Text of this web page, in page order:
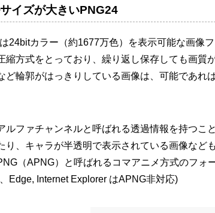
イズが大きいPNG24
24bitカラー（約1677万色）を表示可能な画像
縮方式をとっており、繰り返し保存しても画質
ど輪郭がはっきりしている画像は、可能であれ
ルファチャンネルと呼ばれる透過情報を持つこ
り、キャラが半透明で表示されている画像など
（APNG）と呼ばれるコマアニメ方式のフォ
Edge, Internet Explorer はAPNG非対応)